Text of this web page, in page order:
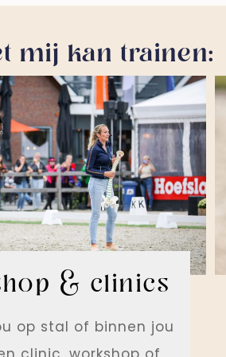
mij kan trainen:
& clinics
op stal of binnen jou